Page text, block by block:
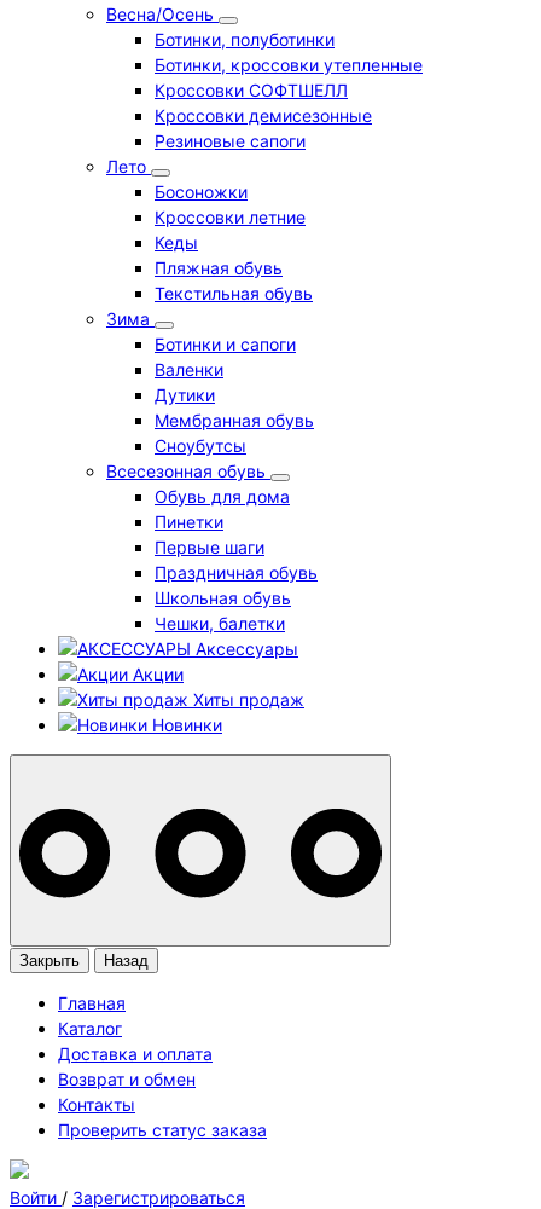
Весна/Осень
Ботинки, полуботинки
Ботинки, кроссовки утепленные
Кроссовки СОФТШЕЛЛ
Кроссовки демисезонные
Резиновые сапоги
Лето
Босоножки
Кроссовки летние
Кеды
Пляжная обувь
Текстильная обувь
Зима
Ботинки и сапоги
Валенки
Дутики
Мембранная обувь
Сноубутсы
Всесезонная обувь
Обувь для дома
Пинетки
Первые шаги
Праздничная обувь
Школьная обувь
Чешки, балетки
Аксессуары
Акции
Хиты продаж
Новинки
Закрыть Назад
Главная
Каталог
Доставка и оплата
Возврат и обмен
Контакты
Проверить статус заказа
Войти / Зарегистрироваться